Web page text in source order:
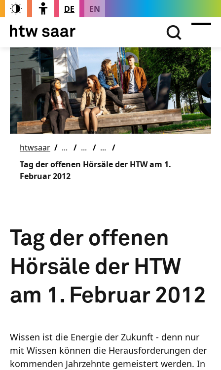
DE EN
htwsaar
Tag der offenen Hörsäle der HTW am 1.
Februar 2012
Tag der offenen
Hörsäle der HTW
am 1. Februar 2012
Wissen ist die Energie der Zukunft - denn nur
mit Wissen können die Herausforderungen der
kommenden Jahrzehnte gemeistert werden. In